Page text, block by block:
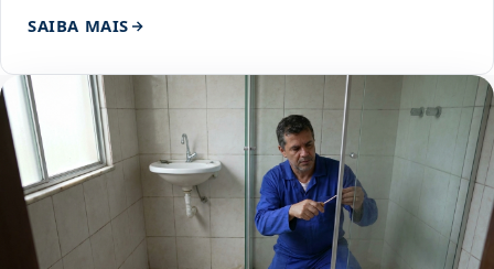
SAIBA MAIS